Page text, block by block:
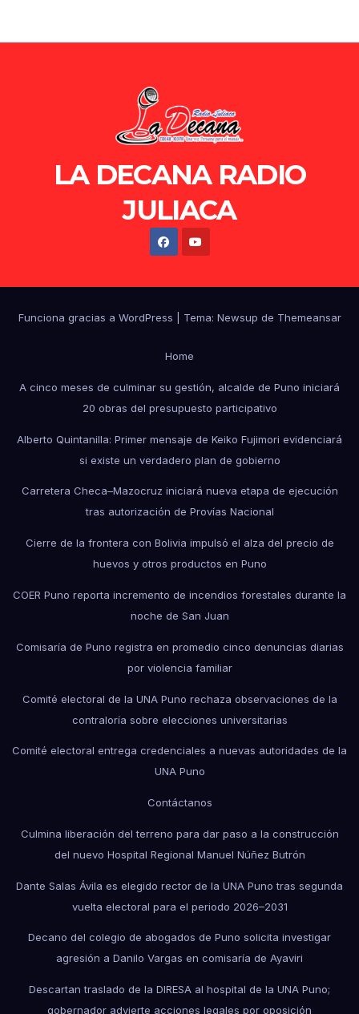
LA DECANA RADIO
JULIACA
Funciona gracias a WordPress Tema: Newsup de Themeansar
Home
A cinco meses de culminar su gestión, alcalde de Puno iniciará
20 obras del presupuesto participativo
Alberto Quintanilla: Primer mensaje de Keiko Fujimori evidenciará
si existe un verdadero plan de gobierno
Carretera Checa–Mazocruz iniciará nueva etapa de ejecución
tras autorización de Provías Nacional
Cierre de la frontera con Bolivia impulsó el alza del precio de
huevos y otros productos en Puno
COER Puno reporta incremento de incendios forestales durante la
noche de San Juan
Comisaría de Puno registra en promedio cinco denuncias diarias
por violencia familiar
Comité electoral de la UNA Puno rechaza observaciones de la
contraloría sobre elecciones universitarias
Comité electoral entrega credenciales a nuevas autoridades de la
UNA Puno
Contáctanos
Culmina liberación del terreno para dar paso a la construcción
del nuevo Hospital Regional Manuel Núñez Butrón
Dante Salas Ávila es elegido rector de la UNA Puno tras segunda
vuelta electoral para el periodo 2026–2031
Decano del colegio de abogados de Puno solicita investigar
agresión a Danilo Vargas en comisaría de Ayaviri
Descartan traslado de la DIRESA al hospital de la UNA Puno;
gobernador advierte acciones legales por oposición